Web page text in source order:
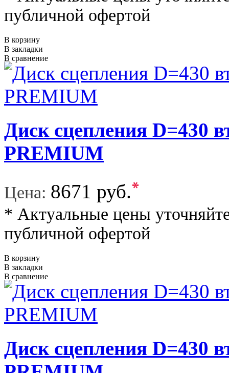
публичной офертой
В корзину
В закладки
В сравнение
Диск сцепления D=430
PREMIUM
Цена: 8671 руб.*
* Актуальные цены
публичной офертой
В корзину
В закладки
В сравнение
Диск сцепления D=430